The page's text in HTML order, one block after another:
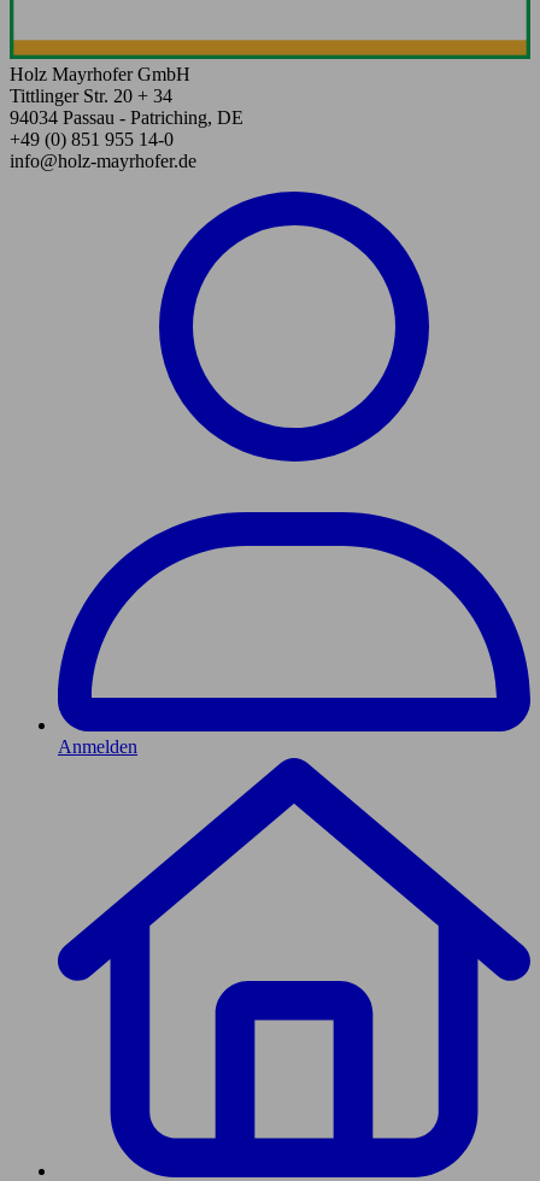
Holz Mayrhofer GmbH
Tittlinger Str. 20 + 34
94034 Passau - Patriching, DE
+49 (0) 851 955 14-0
info@holz-mayrhofer.de
Anmelden